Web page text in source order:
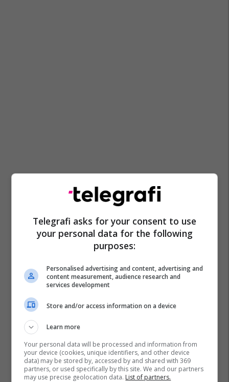
Telegrafi asks for your consent to use
your personal data for the following
purposes:
Personalised advertising and content, advertising and
content measurement, audience research and
services development
Store and/or access information on a device
Learn more
Your personal data will be processed and information from
your device (cookies, unique identifiers, and other device
data) may be stored by, accessed by and shared with 369
partners, or used specifically by this site. We and our partners
may use precise geolocation data. List of partners.